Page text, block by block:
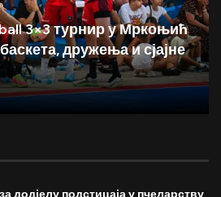
3×3 турнир у Мркоњић
дружења и сјајне